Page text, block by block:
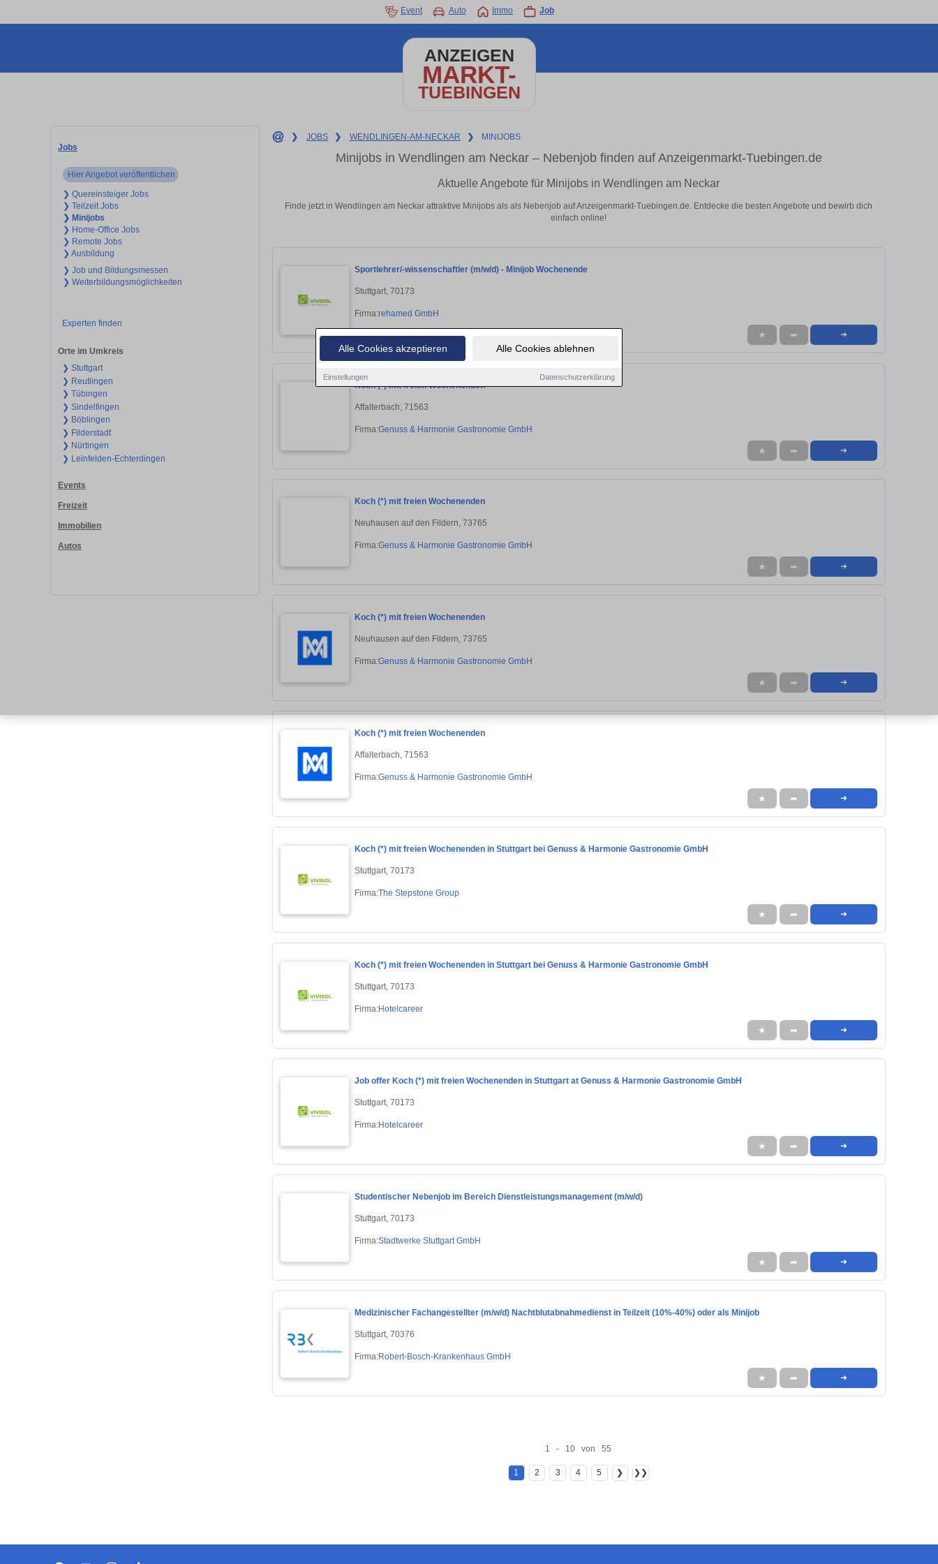
Alle Cookies akzeptieren Alle Cookies ablehnen
Einstellungen Datenschutzerklärung
Event Auto Immo Job
ANZEIGEN
MARKT-
TUEBINGEN
Jobs
Hier Angebot veröffentlichen
❯ Quereinsteiger Jobs
❯ Teilzeit Jobs
❯ Minijobs
❯ Home-Office Jobs
❯ Remote Jobs
❯ Ausbildung
❯ Job und Bildungsmessen
❯ Weiterbildungsmöglichkeiten
Experten finden
Orte im Umkreis
❯ Stuttgart
❯ Reutlingen
❯ Tübingen
❯ Sindelfingen
❯ Böblingen
❯ Filderstadt
❯ Nürtingen
❯ Leinfelden-Echterdingen
Events
Freizeit
Immobilien
Autos
❯ JOBS ❯ WENDLINGEN-AM-NECKAR ❯ MINIJOBS
Minijobs in Wendlingen am Neckar – Nebenjob finden auf Anzeigenmarkt-Tuebingen.de
Aktuelle Angebote für Minijobs in Wendlingen am Neckar
Finde jetzt in Wendlingen am Neckar attraktive Minijobs als als Nebenjob auf Anzeigenmarkt-Tuebingen.de. Entdecke die besten Angebote und bewirb dich
einfach online!
Sportlehrer/-wissenschaftler (m/w/d) - Minijob Wochenende
Stuttgart, 70173
Firma:rehamed GmbH
★ ➦ ➜
Koch (*) mit freien Wochenenden
Affalterbach, 71563
Firma:Genuss & Harmonie Gastronomie GmbH
★ ➦ ➜
Koch (*) mit freien Wochenenden
Neuhausen auf den Fildern, 73765
Firma:Genuss & Harmonie Gastronomie GmbH
★ ➦ ➜
Koch (*) mit freien Wochenenden
Neuhausen auf den Fildern, 73765
Firma:Genuss & Harmonie Gastronomie GmbH
★ ➦ ➜
Koch (*) mit freien Wochenenden
Affalterbach, 71563
Firma:Genuss & Harmonie Gastronomie GmbH
★ ➦ ➜
Koch (*) mit freien Wochenenden in Stuttgart bei Genuss & Harmonie Gastronomie GmbH
Stuttgart, 70173
Firma:The Stepstone Group
★ ➦ ➜
Koch (*) mit freien Wochenenden in Stuttgart bei Genuss & Harmonie Gastronomie GmbH
Stuttgart, 70173
Firma:Hotelcareer
★ ➦ ➜
Job offer Koch (*) mit freien Wochenenden in Stuttgart at Genuss & Harmonie Gastronomie GmbH
Stuttgart, 70173
Firma:Hotelcareer
★ ➦ ➜
Studentischer Nebenjob im Bereich Dienstleistungsmanagement (m/w/d)
Stuttgart, 70173
Firma:Stadtwerke Stuttgart GmbH
★ ➦ ➜
Medizinischer Fachangestellter (m/w/d) Nachtblutabnahmedienst in Teilzeit (10%-40%) oder als Minijob
Stuttgart, 70376
Firma:Robert-Bosch-Krankenhaus GmbH
★ ➦ ➜
1 - 10 von 55
1 2 3 4 5 ❯ ❯❯